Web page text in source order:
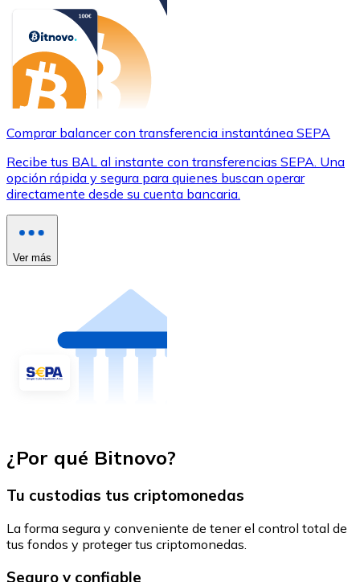
Comprar balancer con transferencia instantánea SEPA
Recibe tus BAL al instante con transferencias SEPA. Una
opción rápida y segura para quienes buscan operar
directamente desde su cuenta bancaria.
Ver más
¿Por qué Bitnovo?
Tu custodias tus criptomonedas
La forma segura y conveniente de tener el control total de
tus fondos y proteger tus criptomonedas.
Seguro y confiable